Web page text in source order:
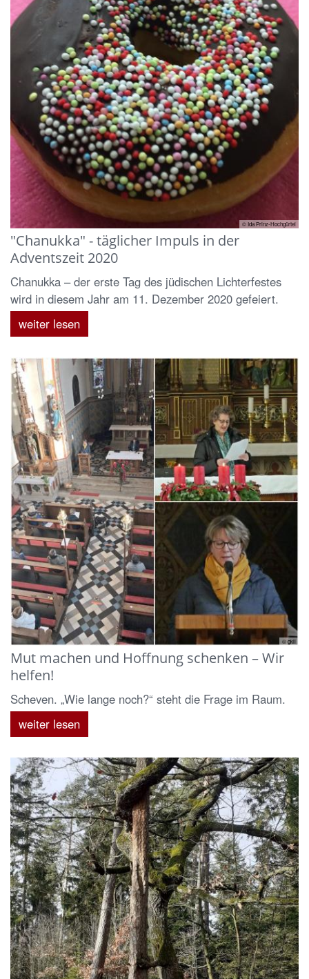
© Ida Prinz-Hochgürtel
"Chanukka" - täglicher Impuls in der
Adventszeit 2020
Chanukka – der erste Tag des jüdischen Lichterfestes
wird in diesem Jahr am 11. Dezember 2020 gefeiert.
weiter lesen
© gkli
Mut machen und Hoffnung schenken – Wir
helfen!
Scheven. „Wie lange noch?“ steht die Frage im Raum.
weiter lesen